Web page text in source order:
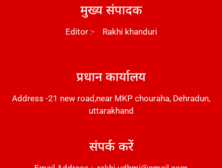
मुख्य संपादक
Editor :- Rakhi khanduri
प्रधान कार्यालय
Address -21 new road,near MKP chouraha, Dehradun,
uttarakhand
संपर्क करें